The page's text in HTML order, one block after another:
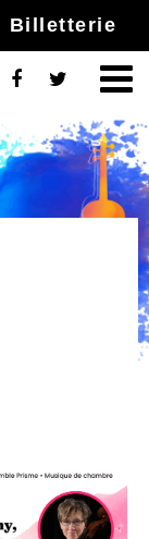
Billetterie